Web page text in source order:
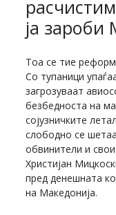
ја зароби
Тоа се тие
Со тупаници
загрозуваат
безбедноста на
сојузничките
слободно се
обвинители и
Христијан
пред денешната
на Македонија.